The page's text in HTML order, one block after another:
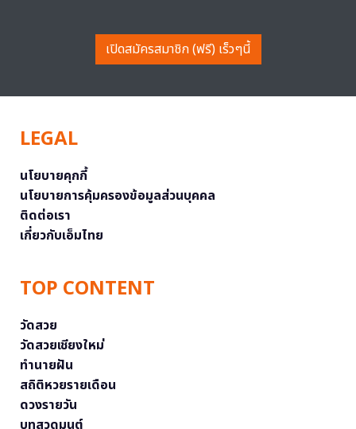
เปิดสมัครสมาชิก (ฟรี) เร็วๆนี้
LEGAL
นโยบายคุกกี้
นโยบายการคุ้มครองข้อมูลส่วนบุคคล
ติดต่อเรา
เกี่ยวกับเอ็มไทย
TOP CONTENT
วัดสวย
วัดสวยเชียงใหม่
ทำนายฝัน
สถิติหวยรายเดือน
ดวงรายวัน